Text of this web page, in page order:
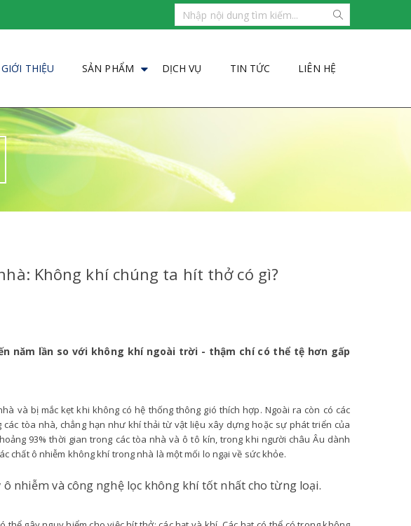
GIỚI THIỆU SẢN PHẨM DỊCH VỤ TIN TỨC LIÊN HỆ
Không khí chúng ta hít thở có gì?
năm lần so với không khí ngoài trời - thậm chí có thể tệ hơn gấp
và bị mắc kẹt khi không có hệ thống thông gió thích hợp. Ngoài ra còn có các
tòa nhà, chẳng hạn như khí thải từ vật liệu xây dựng hoặc sự phát triển của
93% thời gian trong các tòa nhà và ô tô kín, trong khi người châu Âu dành
chất ô nhiễm không khí trong nhà là một mối lo ngại về sức khỏe.
nhiễm và công nghệ lọc không khí tốt nhất cho từng loại.